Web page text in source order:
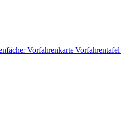
Vorfahrenkarte Vorfahrentafel